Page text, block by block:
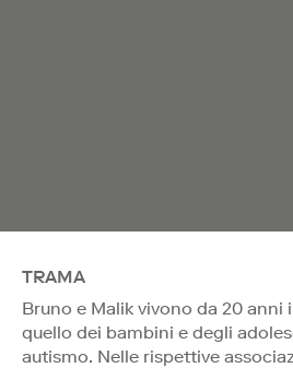
TRAMA
Bruno e Malik vivono da 20 anni
quello dei bambini e degli
autismo. Nelle rispettive